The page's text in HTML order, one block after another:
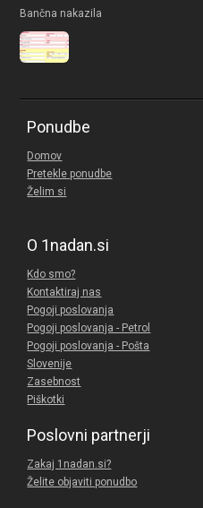
Bančna nakazila
Ponudbe
Domov
Pretekle ponudbe
Želim si
O 1nadan.si
Kdo smo?
Kontaktiraj nas
Pogoji poslovanja
Pogoji poslovanja - Petrol
Pogoji poslovanja - Pošta
Slovenije
Zasebnost
Piškotki
Poslovni partnerji
Zakaj 1nadan.si?
Želite objaviti ponudbo